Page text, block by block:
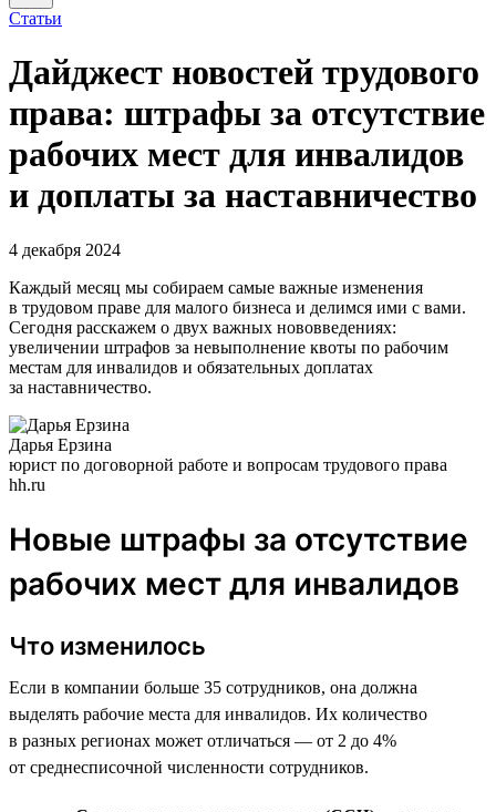
Статьи
Дайджест новостей трудового
права: штрафы за отсутствие
рабочих мест для инвалидов
и доплаты за наставничество
4 декабря 2024
Каждый месяц мы собираем самые важные изменения
в трудовом праве для малого бизнеса и делимся ими с вами.
Сегодня расскажем о двух важных нововведениях:
увеличении штрафов за невыполнение квоты по рабочим
местам для инвалидов и обязательных доплатах
за наставничество.
Дарья Ерзина
юрист по договорной работе и вопросам трудового права
hh.ru
Новые штрафы за отсутствие
рабочих мест для инвалидов
Что изменилось
Если в компании больше 35 сотрудников, она должна
выделять рабочие места для инвалидов. Их количество
в разных регионах может отличаться — от 2 до 4%
от среднесписочной численности сотрудников.